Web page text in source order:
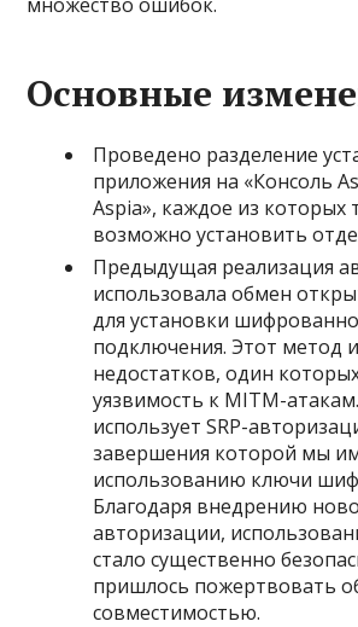
Основные
Проведено разделение
приложения на «Консоль
Aspia», каждое из которых
возможно установить
Предыдущая реализация
использовала обмен
для установки
подключения. Этот метод
недостатков, один
уязвимость к MITM-
использует SRP-
завершения которой мы
использованию ключи
Благодаря внедрению
авторизации,
стало существенно
пришлось пожертвовать
совместимостью.